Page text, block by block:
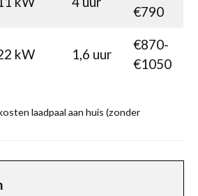
€790
kW 1,6 uur
€870-
€1050
laadpaal aan huis (zonder